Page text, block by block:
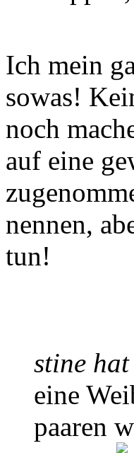
Ich mein
sowas!
noch
auf eine
nennen,
tun!
stine
eine
paaren